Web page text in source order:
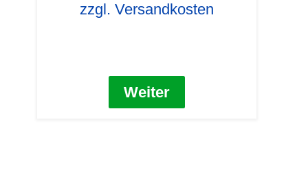
zzgl. Versandkosten
Weiter